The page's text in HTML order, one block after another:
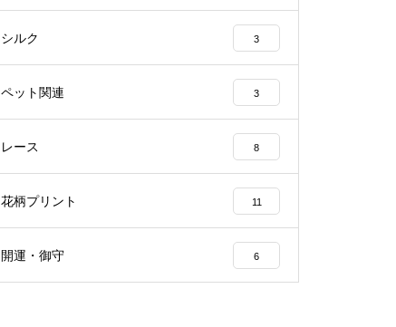
シルク 3
ペット関連 3
レース 8
花柄プリント 11
開運・御守 6